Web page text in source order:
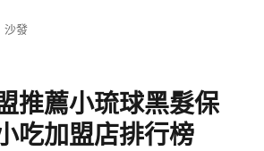
分
沙發
推薦小琉球黑髮保
吃加盟店排行榜